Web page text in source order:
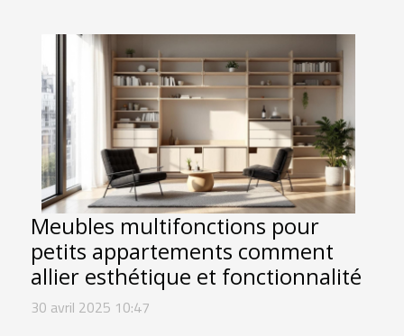
Meubles multifonctions pour
petits appartements comment
allier esthétique et fonctionnalité
30 avril 2025 10:47